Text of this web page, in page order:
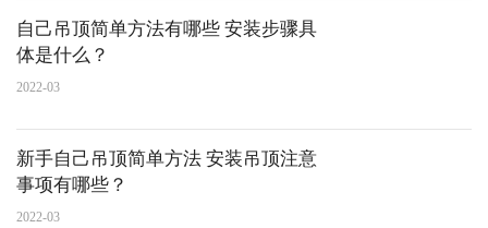
自己吊顶简单方法有哪些 安装步骤具
体是什么？
2022-03
新手自己吊顶简单方法 安装吊顶注意
事项有哪些？
2022-03